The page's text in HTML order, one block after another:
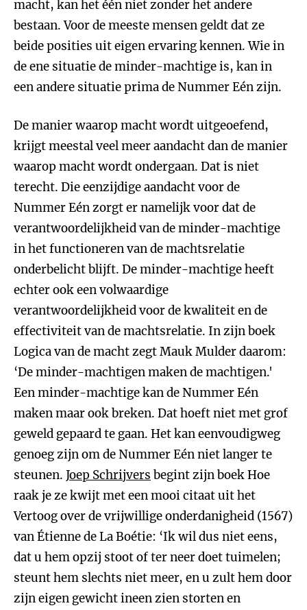
macht, kan het één niet zonder het andere
bestaan. Voor de meeste mensen geldt dat ze
beide posities uit eigen ervaring kennen. Wie in
de ene situatie de minder-machtige is, kan in
een andere situatie prima de Nummer Eén zijn.
De manier waarop macht wordt uitgeoefend,
krijgt meestal veel meer aandacht dan de manier
waarop macht wordt ondergaan. Dat is niet
terecht. Die eenzijdige aandacht voor de
Nummer Eén zorgt er namelijk voor dat de
verantwoordelijkheid van de minder-machtige
in het functioneren van de machtsrelatie
onderbelicht blijft. De minder-machtige heeft
echter ook een volwaardige
verantwoordelijkheid voor de kwaliteit en de
effectiviteit van de machtsrelatie. In zijn boek
Logica van de macht zegt Mauk Mulder daarom:
‘De minder-machtigen maken de machtigen.'
Een minder-machtige kan de Nummer Eén
maken maar ook breken. Dat hoeft niet met grof
geweld gepaard te gaan. Het kan eenvoudigweg
genoeg zijn om de Nummer Eén niet langer te
steunen. Joep Schrijvers begint zijn boek Hoe
raak je ze kwijt met een mooi citaat uit het
Vertoog over de vrijwillige onderdanigheid (1567)
van Étienne de La Boétie: ‘Ik wil dus niet eens,
dat u hem opzij stoot of ter neer doet tuimelen;
steunt hem slechts niet meer, en u zult hem door
zijn eigen gewicht ineen zien storten en